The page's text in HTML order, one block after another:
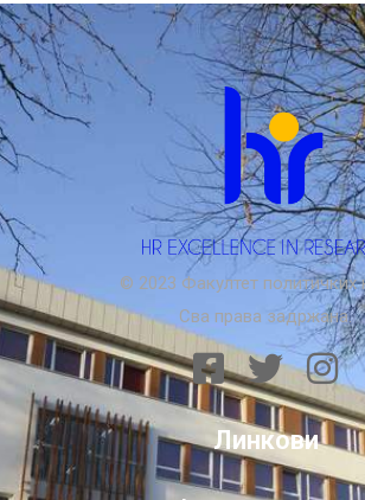
© 2023 Факултет политичких
Сва права задржана.
Линкови